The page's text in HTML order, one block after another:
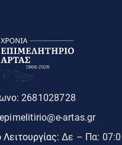
2681028728
epimelitirio@e-artas.gr
Δε – Πα: